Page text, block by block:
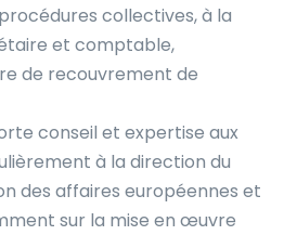
collectives, à la
et comptable,
de recouvrement de
conseil et expertise aux
à la direction du
des affaires européennes et
sur la mise en œuvre